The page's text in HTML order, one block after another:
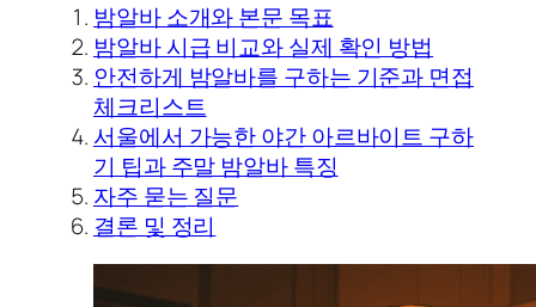
밤알바 소개와 본문 목표
밤알바 시급 비교와 실제 확인 방법
안전하게 밤알바를 구하는 기준과 면접
체크리스트
서울에서 가능한 야간 아르바이트 구하
기 팁과 주말 밤알바 특징
자주 묻는 질문
결론 및 정리